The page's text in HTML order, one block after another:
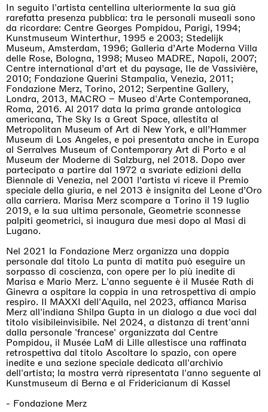
In seguito l'artista centellina ulteriormente la sua già
rarefatta presenza pubblica: tra le personali museali sono
da ricordare: Centre Georges Pompidou, Parigi, 1994;
Kunstmuseum Winterthur, 1995 e 2003; Stedelijk
Museum, Amsterdam, 1996; Galleria d’Arte Moderna Villa
delle Rose, Bologna, 1998; Museo MADRE, Napoli, 2007;
Centre international d’art et du paysage, Ile de Vassivière,
2010; Fondazione Querini Stampalia, Venezia, 2011;
Fondazione Merz, Torino, 2012; Serpentine Gallery,
Londra, 2013, MACRO – Museo d'Arte Contemporanea,
Roma, 2016. Al 2017 data la prima grande antologica
americana, The Sky Is a Great Space, allestita al
Metropolitan Museum of Art di New York, e all’Hammer
Museum di Los Angeles, e poi presentata anche in Europa
al Serralves Museum of Contemporary Art di Porto e al
Museum der Moderne di Salzburg, nel 2018. Dopo aver
partecipato a partire dal 1972 a svariate edizioni della
Biennale di Venezia, nel 2001 l’artista vi riceve il Premio
speciale della giuria, e nel 2013 è insignita del Leone d’Oro
alla carriera. Marisa Merz scompare a Torino il 19 luglio
2019, e la sua ultima personale, Geometrie sconnesse
palpiti geometrici, si inaugura due mesi dopo al Masi di
Lugano.
Nel 2021 la Fondazione Merz organizza una doppia
personale dal titolo La punta di matita può eseguire un
sorpasso di coscienza, con opere per lo più inedite di
Marisa e Mario Merz. L'anno seguente è il Musée Rath di
Ginevra a ospitare la coppia in una retrospettiva di ampio
respiro. Il MAXXI dell'Aquila, nel 2023, affianca Marisa
Merz all'indiana Shilpa Gupta in un dialogo a due voci dal
titolo visibileinvisibile. Nel 2024, a distanza di trent'anni
dalla personale 'francese' organizzata dal Centre
Pompidou, il Musée LaM di Lille allestisce una raffinata
retrospettiva dal titolo Ascoltare lo spazio, con opere
inedite e una sezione speciale dedicata all'archivio
dell'artista; la mostra verrà ripresentata l'anno seguente al
Kunstmuseum di Berna e al Fridericianum di Kassel
- Fondazione Merz